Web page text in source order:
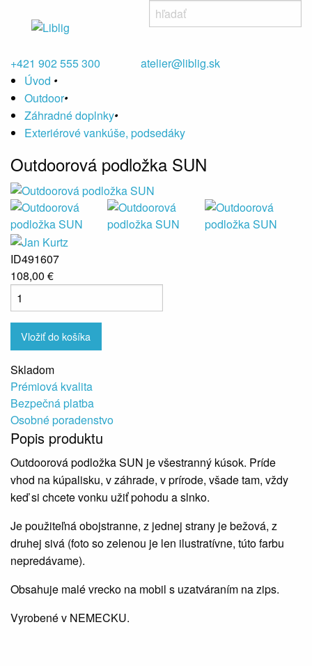
+421 902 555 300
atelier@liblig.sk
Úvod •
Outdoor•
Záhradné doplnky•
Exteriérové vankúše, podsedáky
Outdoorová podložka SUN
ID491607
108,00 €
Vložiť do košíka
Skladom
Prémiová kvalita
Bezpečná platba
Osobné poradenstvo
Popis produktu
Outdoorová podložka SUN je všestranný kúsok. Príde
vhod na kúpalisku, v záhrade, v prírode, všade tam, vždy
keď si chcete vonku užiť pohodu a slnko.
Je použiteľná obojstranne, z jednej strany je bežová, z
druhej sivá (foto so zelenou je len ilustratívne, túto farbu
nepredávame).
Obsahuje malé vrecko na mobil s uzatváraním na zips.
Vyrobené v NEMECKU.